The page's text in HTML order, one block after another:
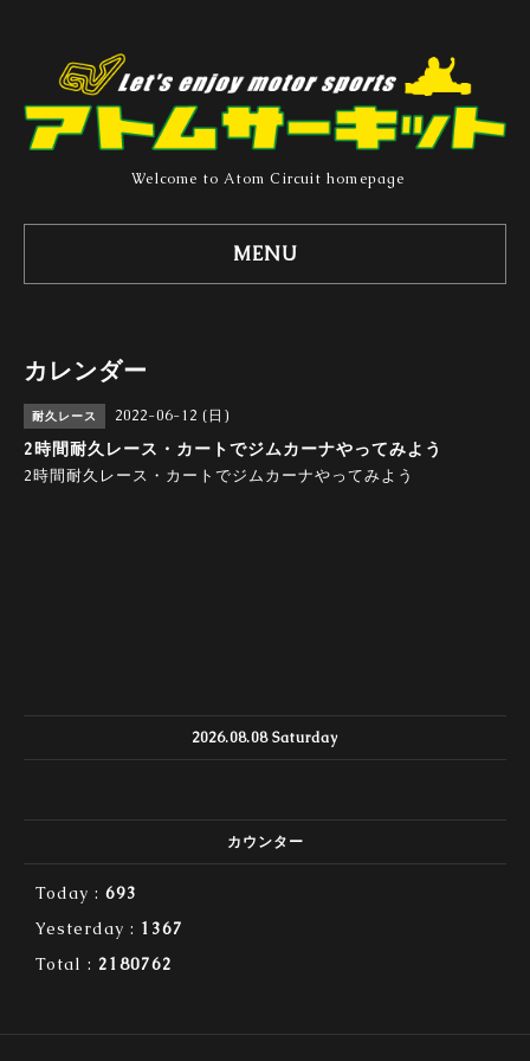
Welcome to Atom Circuit homepage
MENU
カレンダー
耐久レース 2022-06-12 (日)
2時間耐久レース・カートでジムカーナやってみよう
2時間耐久レース・カートでジムカーナやってみよう
2026.08.08 Saturday
カウンター
Today : 693
Yesterday : 1367
Total : 2180762